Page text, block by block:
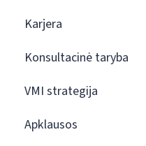
Karjera
Konsultacinė taryba
VMI strategija
Apklausos